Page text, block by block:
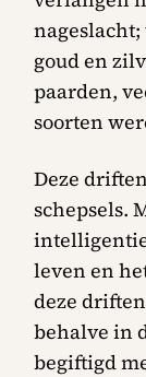
nageslacht;
goud en
paarden,
soorten
Deze
schepsels.
leven en
deze
behalve in
begiftigd